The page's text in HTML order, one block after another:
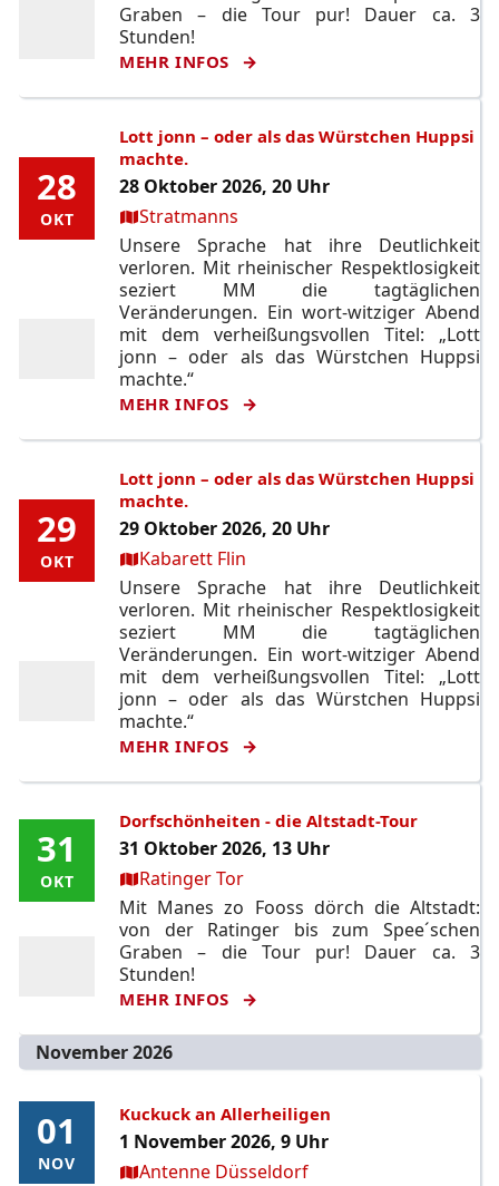
Graben – die Tour pur! Dauer ca. 3
Stunden!
MEHR INFOS
28
OKT
28
OKT
Lott jonn – oder als das Würstchen Huppsi
machte.
28 Oktober 2026, 20 Uhr
Ort:Stratmanns
Unsere Sprache hat ihre Deutlichkeit
verloren. Mit rheinischer Respektlosigkeit
seziert MM die tagtäglichen
Veränderungen. Ein wort-witziger Abend
mit dem verheißungsvollen Titel: „Lott
jonn – oder als das Würstchen Huppsi
machte.“
MEHR INFOS
29
OKT
29
OKT
Lott jonn – oder als das Würstchen Huppsi
machte.
29 Oktober 2026, 20 Uhr
Ort:Kabarett Flin
Unsere Sprache hat ihre Deutlichkeit
verloren. Mit rheinischer Respektlosigkeit
seziert MM die tagtäglichen
Veränderungen. Ein wort-witziger Abend
mit dem verheißungsvollen Titel: „Lott
jonn – oder als das Würstchen Huppsi
machte.“
MEHR INFOS
31
OKT
31
OKT
Dorfschönheiten - die Altstadt-Tour
31 Oktober 2026, 13 Uhr
Ort:Ratinger Tor
Mit Manes zo Fooss dörch die Altstadt:
von der Ratinger bis zum Spee´schen
Graben – die Tour pur! Dauer ca. 3
Stunden!
MEHR INFOS
November 2026
01
NOV
01
NOV
Kuckuck an Allerheiligen
1 November 2026, 9 Uhr
Ort:Antenne Düsseldorf